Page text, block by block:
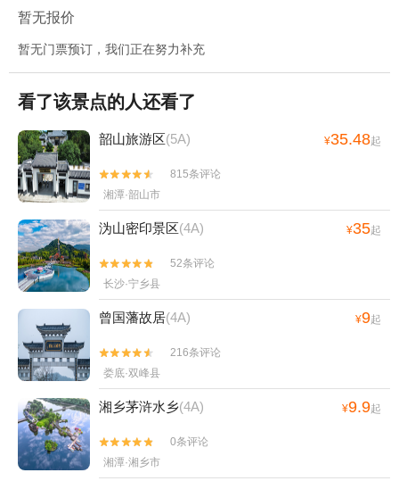
暂无报价
暂无门票预订，我们正在努力补充
看了该景点的人还看了
韶山旅游区(5A) ¥35.48起


815条评论
湘潭·韶山市
沩山密印景区(4A) ¥35起


52条评论
长沙·宁乡县
曾国藩故居(4A) ¥9起


216条评论
娄底·双峰县
湘乡茅浒水乡(4A) ¥9.9起


0条评论
湘潭·湘乡市